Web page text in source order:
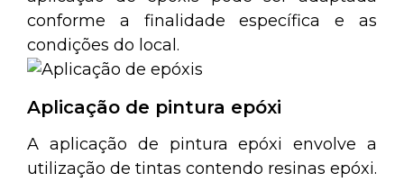
conforme a finalidade específica e as
condições do local.
Aplicação de pintura epóxi
A aplicação de pintura epóxi envolve a
utilização de tintas contendo resinas epóxi.